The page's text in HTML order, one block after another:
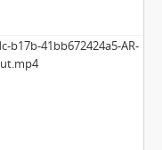
b17b-41bb672424a5-AR-